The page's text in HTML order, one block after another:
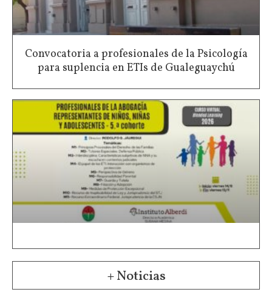
Convocatoria a profesionales de la Psicología
para suplencia en ETIs de Gualeguaychú
+ Noticias